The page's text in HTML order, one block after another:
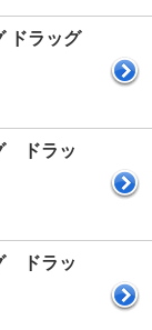
ドラッグ
ドラッ
ドラッ